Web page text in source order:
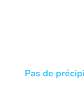
Pas de